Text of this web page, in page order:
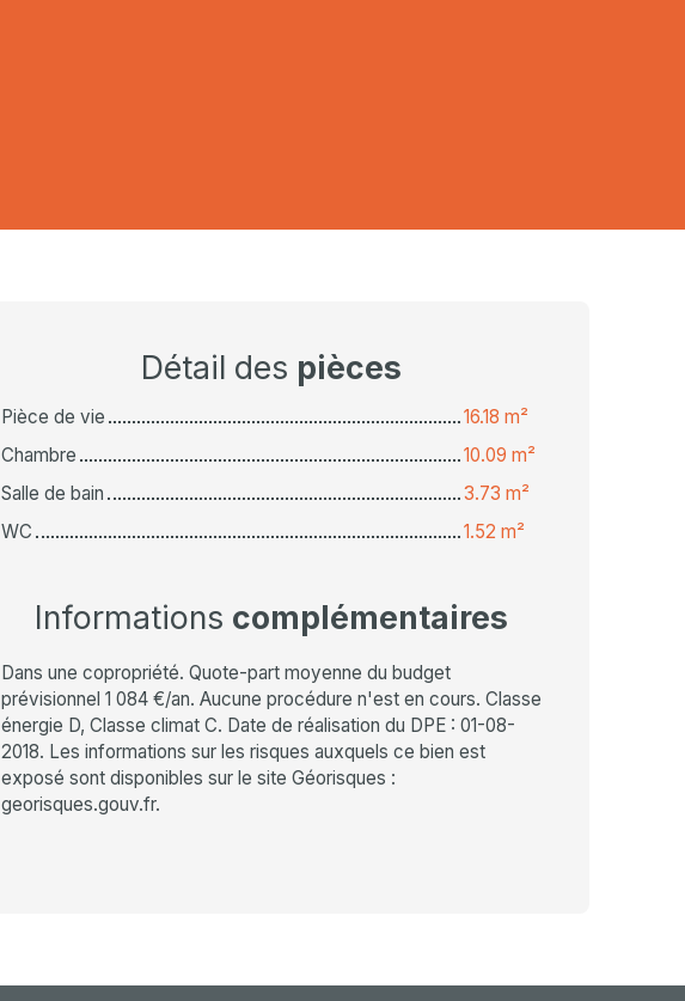
Détail des pièces
Pièce de vie
16.18 m²
Chambre
10.09 m²
Salle de bain
3.73 m²
WC
1.52 m²
Informations complémentaires
Dans une copropriété. Quote-part moyenne du budget
prévisionnel 1 084 €/an. Aucune procédure n'est en cours. Classe
énergie D, Classe climat C. Date de réalisation du DPE : 01-08-
2018. Les informations sur les risques auxquels ce bien est
exposé sont disponibles sur le site Géorisques :
georisques.gouv.fr.